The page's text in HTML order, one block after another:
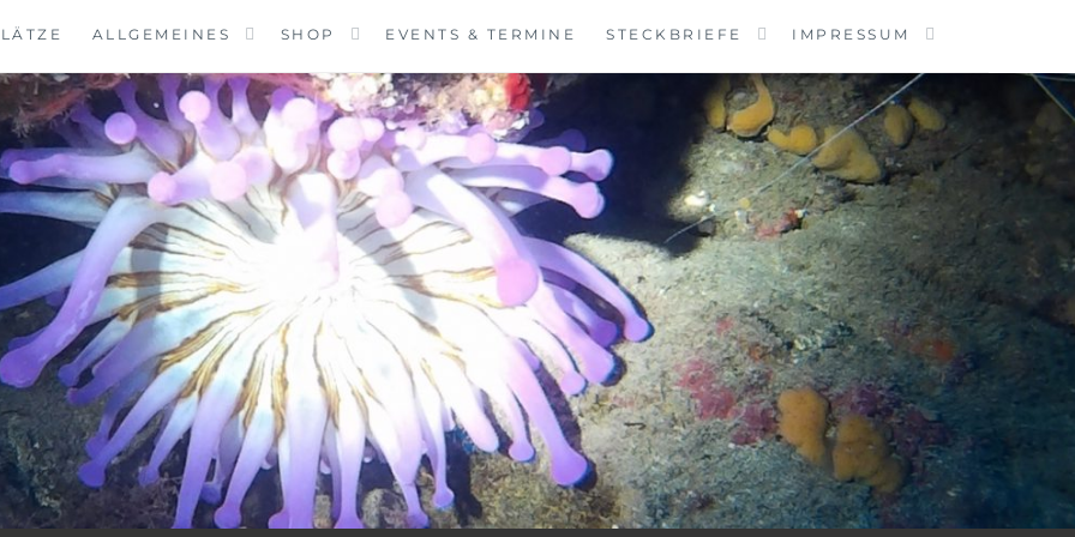
ALLGEMEINES SHOP EVENTS & TERMINE STECKBRIEFE IMPRESSUM